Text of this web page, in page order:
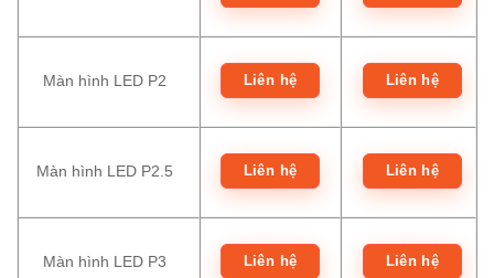
Màn hình LED P2 Liên hệ Liên hệ
Màn hình LED P2.5 Liên hệ Liên hệ
Màn hình LED P3 Liên hệ Liên hệ